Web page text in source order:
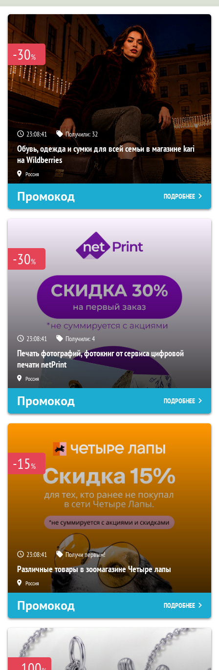
-30%
23:08:40 Получили: 32
Обувь, одежда и сумки для всей семьи в магазине kari
на Wildberries
Россия
Промокод ПОДРОБНЕЕ
-30%
23:08:40 Получили:4
Печать фотографий, фотокниг от сервиса цифровой
печати netPrint
Россия
Промокод ПОДРОБНЕЕ
-15%
23:08:40 Получи первым!
Различные товары в зоомагазине Четыре лапы
Россия
Промокод ПОДРОБНЕЕ